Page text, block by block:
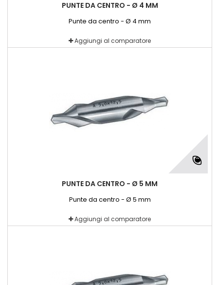
PUNTE DA CENTRO - Ø 4 MM
Punte da centro - Ø 4 mm
Aggiungi al comparatore
PUNTE DA CENTRO - Ø 5 MM
Punte da centro - Ø 5 mm
Aggiungi al comparatore